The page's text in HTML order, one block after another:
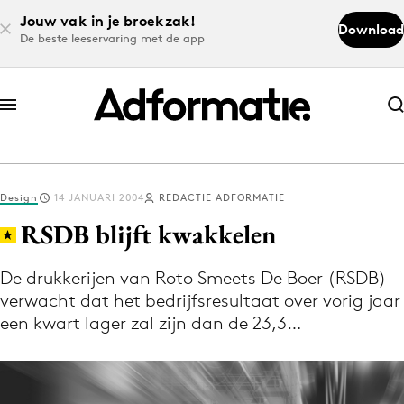
Jouw vak in je broekzak!
De beste leeservaring met de app
Download
Abonneer nu
Abonneer nu
Log in
Download de app
Volg het laatste nieuws via de Adformatie
Nieuws app
Design 14 JANUARI 2004 REDACTIE ADFORMATIE
RSDB blijft kwakkelen
De drukkerijen van Roto Smeets De Boer (RSDB)
verwacht dat het bedrijfsresultaat over vorig jaar
een kwart lager zal zijn dan de 23,3…